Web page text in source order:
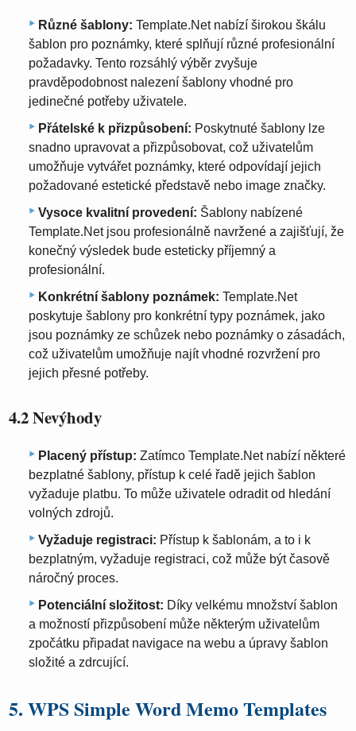
Různé šablony: Template.Net nabízí širokou škálu
šablon pro poznámky, které splňují různé profesionální
požadavky. Tento rozsáhlý výběr zvyšuje
pravděpodobnost nalezení šablony vhodné pro
jedinečné potřeby uživatele.
Přátelské k přizpůsobení: Poskytnuté šablony lze
snadno upravovat a přizpůsobovat, což uživatelům
umožňuje vytvářet poznámky, které odpovídají jejich
požadované estetické představě nebo image značky.
Vysoce kvalitní provedení: Šablony nabízené
Template.Net jsou profesionálně navržené a zajišťují, že
konečný výsledek bude esteticky příjemný a
profesionální.
Konkrétní šablony poznámek: Template.Net
poskytuje šablony pro konkrétní typy poznámek, jako
jsou poznámky ze schůzek nebo poznámky o zásadách,
což uživatelům umožňuje najít vhodné rozvržení pro
jejich přesné potřeby.
4.2 Nevýhody
Placený přístup: Zatímco Template.Net nabízí některé
bezplatné šablony, přístup k celé řadě jejich šablon
vyžaduje platbu. To může uživatele odradit od hledání
volných zdrojů.
Vyžaduje registraci: Přístup k šablonám, a to i k
bezplatným, vyžaduje registraci, což může být časově
náročný proces.
Potenciální složitost: Díky velkému množství šablon
a možností přizpůsobení může některým uživatelům
zpočátku připadat navigace na webu a úpravy šablon
složité a zdrcující.
5. WPS Simple Word Memo Templates